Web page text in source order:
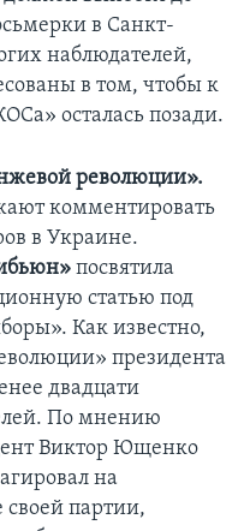
в Санкт-
наблюдателей,
в том, чтобы к
осталась позади.
революции».
комментировать
в Украине.
посвятила
статью под
Как известно,
президента
двадцати
По мнению
Виктор Ющенко
на
партии,